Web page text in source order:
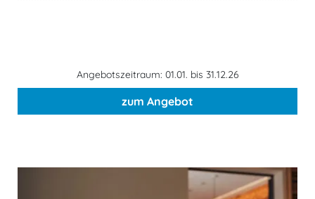
Angebotszeitraum: 01.01. bis 31.12.26
zum Angebot